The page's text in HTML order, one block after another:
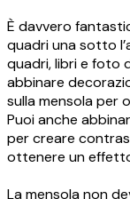
È davvero
quadri una sotto
quadri, libri e foto
abbinare
sulla mensola per
Puoi anche
per creare
ottenere un
La mensola non